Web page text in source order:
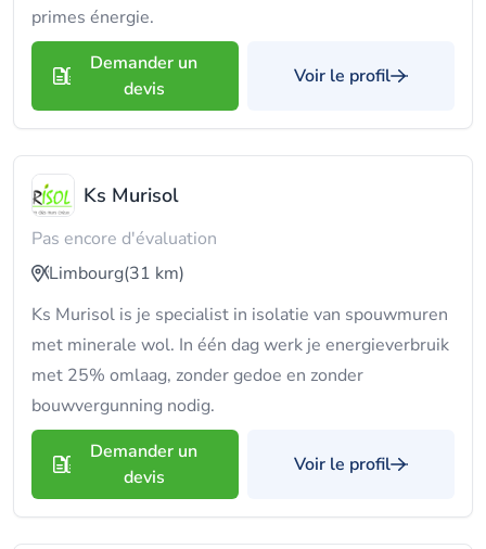
primes énergie.
Demander un
devis
Voir le profil
Ks Murisol
Pas encore d'évaluation
Limbourg(31 km)
Ks Murisol is je specialist in isolatie van spouwmuren
met minerale wol. In één dag werk je energieverbruik
met 25% omlaag, zonder gedoe en zonder
bouwvergunning nodig.
Demander un
devis
Voir le profil